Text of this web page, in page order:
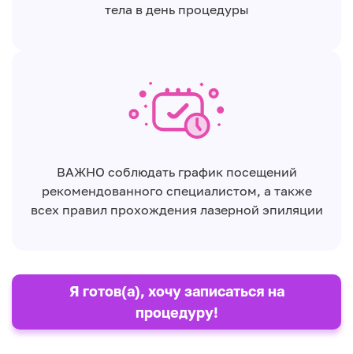
тела в день процедуры
ВАЖНО соблюдать график посещений
рекомендованного специалистом, а также
всех правил прохождения лазерной эпиляции
Я готов(а), хочу записаться на
процедуру!